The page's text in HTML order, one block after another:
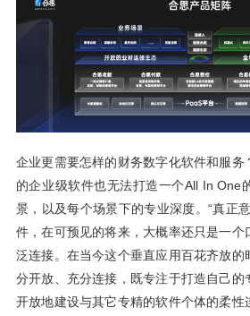
企业更需要怎样的财务数字化软件和服务
的企业级软件也无法打造一个All In One
景，以及每个场景下的专业深度。“真正
件，在可预见的将来，大概率还只是一个
泛连接。在当今这个垂直应用百花齐放的
分开放、充分连接，既专注于打造自己的
开放地建设与其它专精的软件个体的柔性